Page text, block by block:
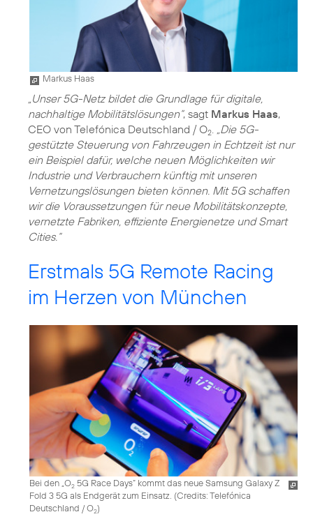
Markus Haas
„Unser 5G-Netz bildet die Grundlage für digitale,
nachhaltige Mobilitätslösungen“, sagt Markus Haas,
CEO von Telefónica Deutschland / O2. „Die 5G-
gestützte Steuerung von Fahrzeugen in Echtzeit ist nur
ein Beispiel dafür, welche neuen Möglichkeiten wir
Industrie und Verbrauchern künftig mit unseren
Vernetzungslösungen bieten können. Mit 5G schaffen
wir die Voraussetzungen für neue Mobilitätskonzepte,
vernetzte Fabriken, effiziente Energienetze und Smart
Cities.“
Erstmals 5G Remote Racing
im Herzen von München
Bei den „O2 5G Race Days“ kommt das neue Samsung Galaxy Z
Fold 3 5G als Endgerät zum Einsatz. (Credits: Telefónica
Deutschland / O2)